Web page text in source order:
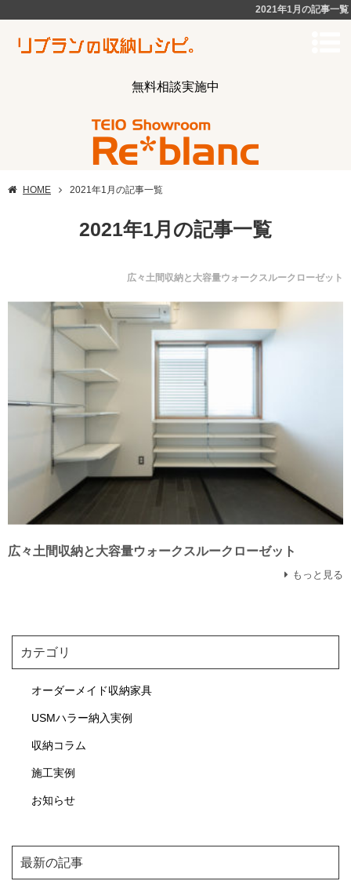
2021年1月の記事一覧
無料相談実施中
HOME 2021年1月の記事一覧
2021年1月の記事一覧
広々土間収納と大容量ウォークスルークローゼット
広々土間収納と大容量ウォークスルークローゼット
もっと見る
カテゴリ
オーダーメイド収納家具
USMハラー納入実例
収納コラム
施工実例
お知らせ
最新の記事